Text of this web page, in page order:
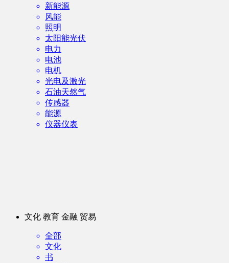
新能源
风能
照明
太阳能光伏
电力
电池
电机
光电及激光
石油天然气
传感器
能源
仪器仪表
文化 教育 金融 贸易
全部
文化
书